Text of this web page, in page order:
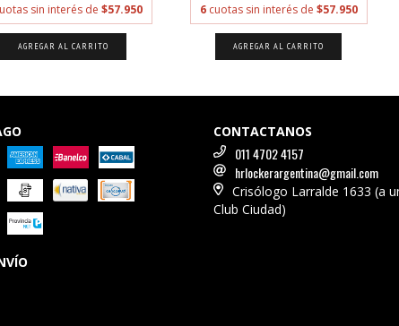
sin interés de $57.950 6 cuotas sin interés de $57.950
CONTACTANOS
011 4702 4157
hrlockerargentina@gmail.com
Crisólogo Larralde 1633 (a
Club Ciudad)